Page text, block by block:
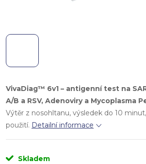
VivaDiag™ 6v1 – antigenní test na
A/B a RSV, Adenoviry a Mycoplasma
Výtěr z nosohltanu, výsledek do 10
použití. Detailní informace
Skladem